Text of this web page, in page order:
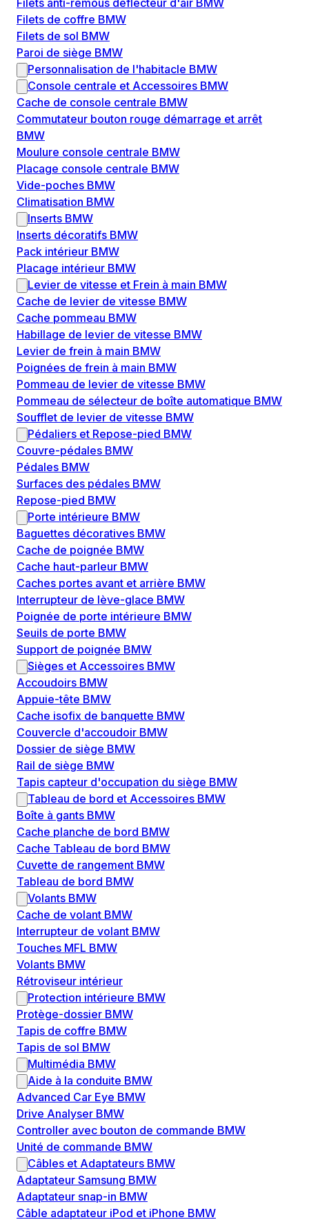
Filets anti-remous déflecteur d'air BMW
Filets de coffre BMW
Filets de sol BMW
Paroi de siège BMW
Personnalisation de l'habitacle BMW
Console centrale et Accessoires BMW
Cache de console centrale BMW
Commutateur bouton rouge démarrage et arrêt
BMW
Moulure console centrale BMW
Placage console centrale BMW
Vide-poches BMW
Climatisation BMW
Inserts BMW
Inserts décoratifs BMW
Pack intérieur BMW
Placage intérieur BMW
Levier de vitesse et Frein à main BMW
Cache de levier de vitesse BMW
Cache pommeau BMW
Habillage de levier de vitesse BMW
Levier de frein à main BMW
Poignées de frein à main BMW
Pommeau de levier de vitesse BMW
Pommeau de sélecteur de boîte automatique BMW
Soufflet de levier de vitesse BMW
Pédaliers et Repose-pied BMW
Couvre-pédales BMW
Pédales BMW
Surfaces des pédales BMW
Repose-pied BMW
Porte intérieure BMW
Baguettes décoratives BMW
Cache de poignée BMW
Cache haut-parleur BMW
Caches portes avant et arrière BMW
Interrupteur de lève-glace BMW
Poignée de porte intérieure BMW
Seuils de porte BMW
Support de poignée BMW
Sièges et Accessoires BMW
Accoudoirs BMW
Appuie-tête BMW
Cache isofix de banquette BMW
Couvercle d'accoudoir BMW
Dossier de siège BMW
Rail de siège BMW
Tapis capteur d'occupation du siège BMW
Tableau de bord et Accessoires BMW
Boîte à gants BMW
Cache planche de bord BMW
Cache Tableau de bord BMW
Cuvette de rangement BMW
Tableau de bord BMW
Volants BMW
Cache de volant BMW
Interrupteur de volant BMW
Touches MFL BMW
Volants BMW
Rétroviseur intérieur
Protection intérieure BMW
Protège-dossier BMW
Tapis de coffre BMW
Tapis de sol BMW
Multimédia BMW
Aide à la conduite BMW
Advanced Car Eye BMW
Drive Analyser BMW
Controller avec bouton de commande BMW
Unité de commande BMW
Câbles et Adaptateurs BMW
Adaptateur Samsung BMW
Adaptateur snap-in BMW
Câble adaptateur iPod et iPhone BMW